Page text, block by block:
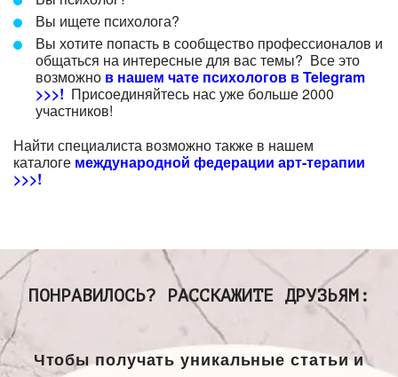
Вы ищете психолога?
Вы хотите попасть в сообщество профессионалов и
общаться на интересные для вас темы? Все это
возможно в нашем чате психологов в Telegram
>>>! Присоединяйтесь нас уже больше 2000
участников!
Найти специалиста возможно также в нашем
каталоге международной федерации арт-терапии
>>>!
ПОНРАВИЛОСЬ? РАССКАЖИТЕ ДРУЗЬЯМ:
Чтобы получать уникальные статьи и